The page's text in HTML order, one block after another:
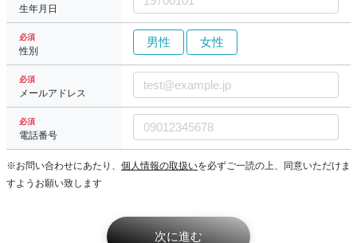
生年月日
必須
性別
男性 女性
必須
メールアドレス
必須
電話番号
※お問い合わせにあたり、 個人情報の取扱いを必ずご一読の上、同意いただけま
すようお願い致します